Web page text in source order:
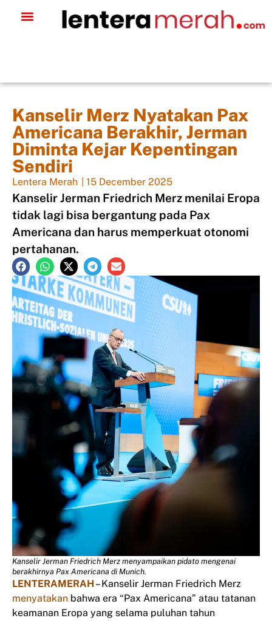
Kanselir Merz Nyatakan Pax
Americana Berakhir, Jerman
Diminta Kejar Kepentingan
Sendiri
Lentera Merah 15 December 2025
Kanselir Jerman Friedrich Merz menilai Eropa
tidak lagi bisa bergantung pada Pax
Americana dan harus memperkuat otonomi
pertahanan.
Kanselir Jerman Friedrich Merz menyampaikan pidato mengenai
berakhirnya Pax Americana di Munich.
LENTERAMERAH – Kanselir Jerman Friedrich Merz
menyatakan bahwa era “Pax Americana” atau tatanan
keamanan Eropa yang selama puluhan tahun